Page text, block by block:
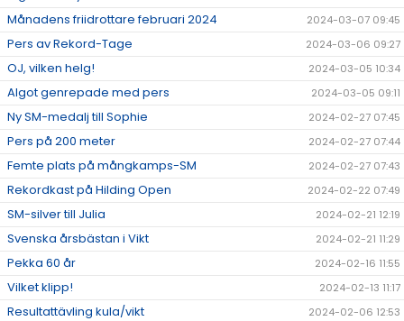
Månadens friidrottare februari 2024 2024-03-07 09:45
Pers av Rekord-Tage 2024-03-06 09:27
OJ, vilken helg! 2024-03-05 10:34
Algot genrepade med pers 2024-03-05 09:11
Ny SM-medalj till Sophie 2024-02-27 07:45
Pers på 200 meter 2024-02-27 07:44
Femte plats på mångkamps-SM 2024-02-27 07:43
Rekordkast på Hilding Open 2024-02-22 07:49
SM-silver till Julia 2024-02-21 12:19
Svenska årsbästan i Vikt 2024-02-21 11:29
Pekka 60 år 2024-02-16 11:55
Vilket klipp! 2024-02-13 11:17
Resultattävling kula/vikt 2024-02-06 12:53